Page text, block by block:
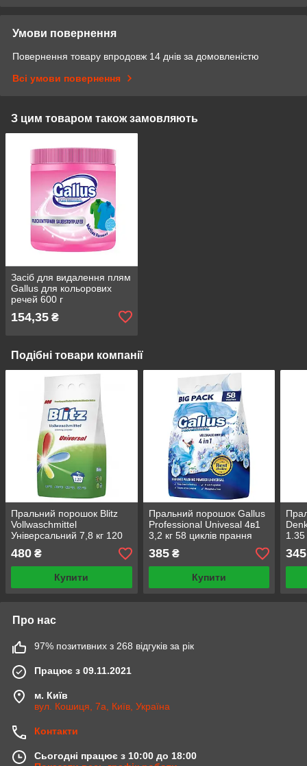
Умови повернення
Повернення товару впродовж 14 днів за домовленістю
Всі умови повернення
З цим товаром також замовляють
Засіб для видалення плям
Gallus для кольорових
речей 600 г
застарілих плям
154,35 ₴
Подібні товари компанії
Пральний порошок Blitz
Vollwaschmittel
Універсальний 7,8 кг 120
циклів прання миючі
засоби для прання
480 ₴
Купити
Пральний порошок Gallus
Professional Univesal 4в1
3,2 кг 58 циклів прання
миючі засоби для прання
385₴
Купити
1.35
345
Про нас
97% позитивних з 268 відгуків за рік
Працює з 09.11.2021
м. Київ
вул. Кошиця, 7а, Київ, Україна
Контакти
Сьогодні працює з 10:00 до 18:00